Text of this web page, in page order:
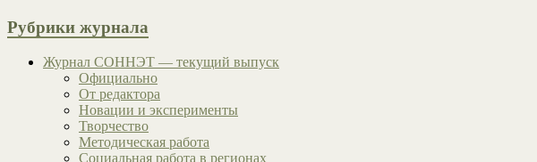
Рубрики журнала
Журнал СОННЭТ — текущий выпуск
Официально
От редактора
Новации и эксперименты
Творчество
Методическая работа
Социальная работа в регионах